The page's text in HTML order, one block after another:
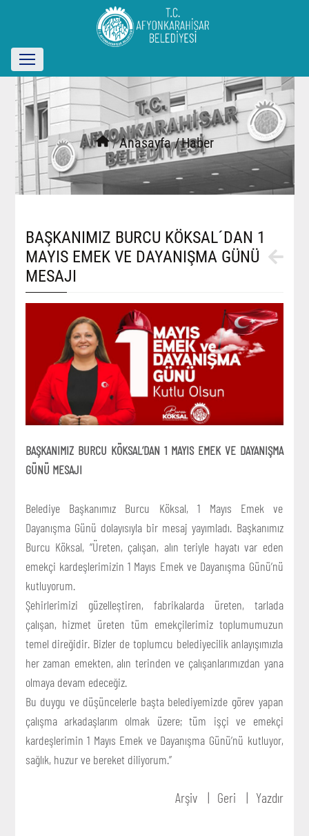
/Anasayfa /Haber
BAŞKANIMIZ BURCU KÖKSAL´DAN 1
MAYIS EMEK VE DAYANIŞMA GÜNÜ
MESAJI
BAŞKANIMIZ BURCU KÖKSAL’DAN 1 MAYIS EMEK VE DAYANIŞMA
GÜNÜ MESAJI
Belediye Başkanımız Burcu Köksal, 1 Mayıs Emek ve
Dayanışma Günü dolayısıyla bir mesaj yayımladı. Başkanımız
Burcu Köksal, “Üreten, çalışan, alın teriyle hayatı var eden
emekçi kardeşlerimizin 1 Mayıs Emek ve Dayanışma Günü’nü
kutluyorum.
Şehirlerimizi güzelleştiren, fabrikalarda üreten, tarlada
çalışan, hizmet üreten tüm emekçilerimiz toplumumuzun
temel direğidir. Bizler de toplumcu belediyecilik anlayışımızla
her zaman emekten, alın terinden ve çalışanlarımızdan yana
olmaya devam edeceğiz.
Bu duygu ve düşüncelerle başta belediyemizde görev yapan
çalışma arkadaşlarım olmak üzere; tüm işçi ve emekçi
kardeşlerimin 1 Mayıs Emek ve Dayanışma Günü’nü kutluyor,
sağlık, huzur ve bereket diliyorum.”
Arşiv Geri Yazdır